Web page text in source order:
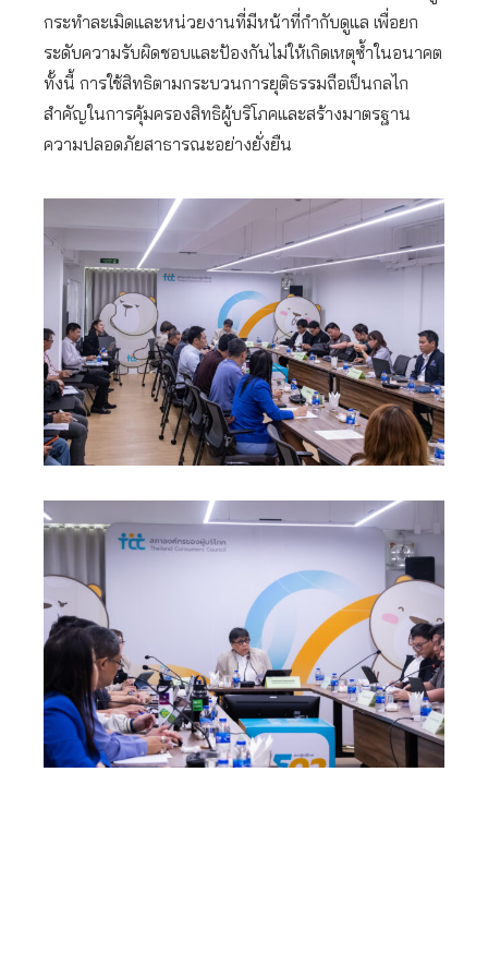
กระทำละเมิดและหน่วยงานที่มีหน้าที่กำกับดูแล เพื่อยก
ระดับความรับผิดชอบและป้องกันไม่ให้เกิดเหตุซ้ำในอนาคต
ทั้งนี้ การใช้สิทธิตามกระบวนการยุติธรรมถือเป็นกลไก
สำคัญในการคุ้มครองสิทธิผู้บริโภคและสร้างมาตรฐาน
ความปลอดภัยสาธารณะอย่างยั่งยืน